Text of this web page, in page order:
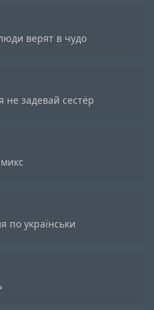
верят в чудо
не задевай сестёр
по українськи